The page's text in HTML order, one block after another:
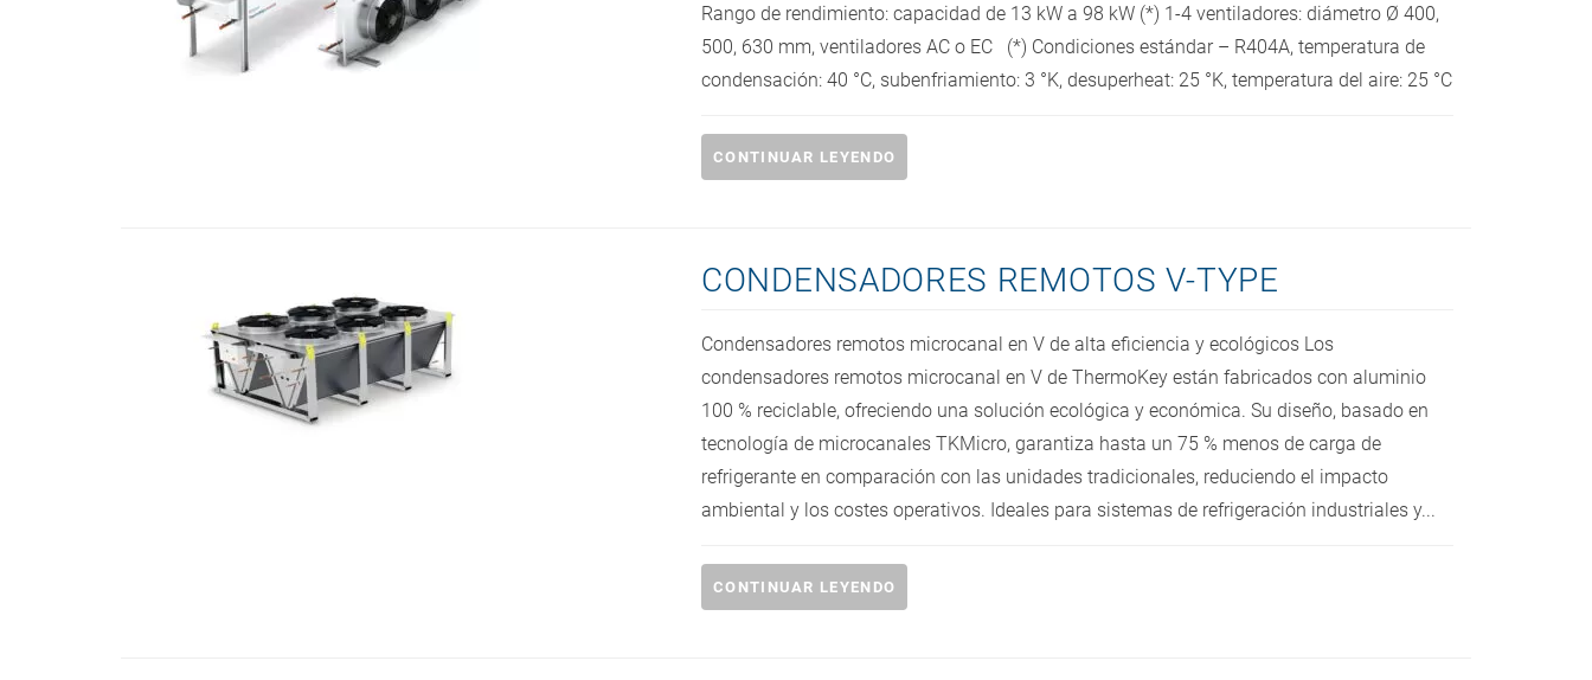
Rango de rendimiento: capacidad de 13 kW a 98 kW (*) 1-4 ventiladores: diámetro Ø 400,
500, 630 mm, ventiladores AC o EC (*) Condiciones estándar – R404A, temperatura de
condensación: 40 °C, subenfriamiento: 3 °K, desuperheat: 25 °K, temperatura del aire: 25 °C
CONTINUAR LEYENDO
CONDENSADORES REMOTOS V-TYPE
Condensadores remotos microcanal en V de alta eficiencia y ecológicos Los
condensadores remotos microcanal en V de ThermoKey están fabricados con aluminio
100 % reciclable, ofreciendo una solución ecológica y económica. Su diseño, basado en
tecnología de microcanales TKMicro, garantiza hasta un 75 % menos de carga de
refrigerante en comparación con las unidades tradicionales, reduciendo el impacto
ambiental y los costes operativos. Ideales para sistemas de refrigeración industriales y...
CONTINUAR LEYENDO